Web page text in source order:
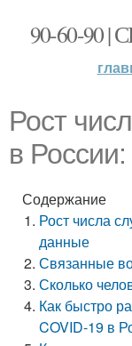
90-60-90
Рост
в
Содержание
Рост числа
данные
Связанные
Сколько
Как быстро
COVID-19 в